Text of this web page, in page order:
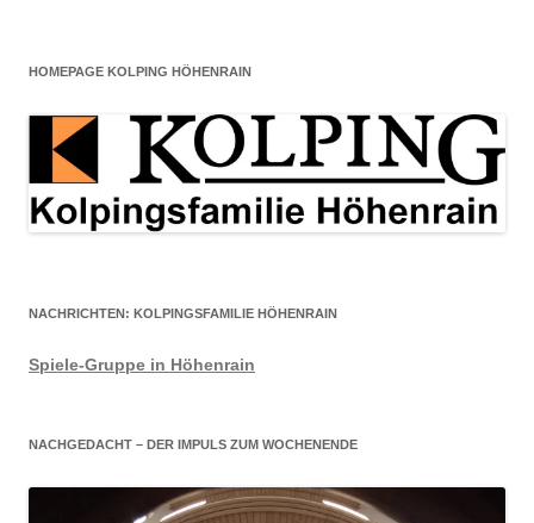
HOMEPAGE KOLPING HÖHENRAIN
NACHRICHTEN: KOLPINGSFAMILIE HÖHENRAIN
Spiele-Gruppe in Höhenrain
NACHGEDACHT – DER IMPULS ZUM WOCHENENDE